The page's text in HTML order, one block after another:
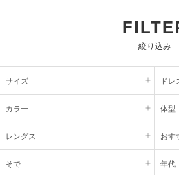
絞り込み
サイズ ド
カラー 体型
レングス おす
そで 年代